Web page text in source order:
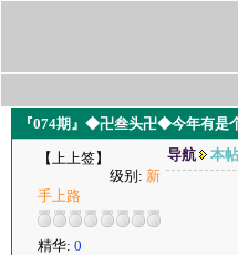
『074期』◆卍叁头卍◆今年有是
【上上签】
级别: 新
手上路
精华: 0
导航 本